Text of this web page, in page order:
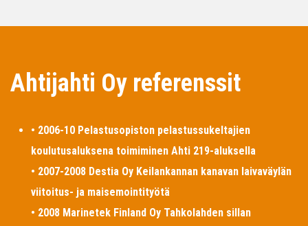
Ahtijahti Oy referenssit
• 2006-10 Pelastusopiston pelastussukeltajien
koulutusaluksena toimiminen Ahti 219-aluksella
• 2007-2008 Destia Oy Keilankannan kanavan laivaväylän
viitoitus- ja maisemointityötä
• 2008 Marinetek Finland Oy Tahkolahden sillan